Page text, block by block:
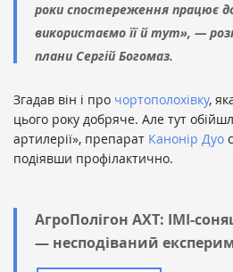
роки спостереження працює
використаємо її й тут», —
плани Сергій Богомаз.
Згадав він і про чортополохівку,
цього року добряче. Але тут
артилерії», препарат Канонір Дуо
подіявши профілактично.
АгроПолігон АХТ: ІМІ-
— несподіваний